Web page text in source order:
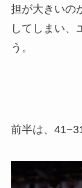
担が大きいの
してしまい、
う。
前半は、